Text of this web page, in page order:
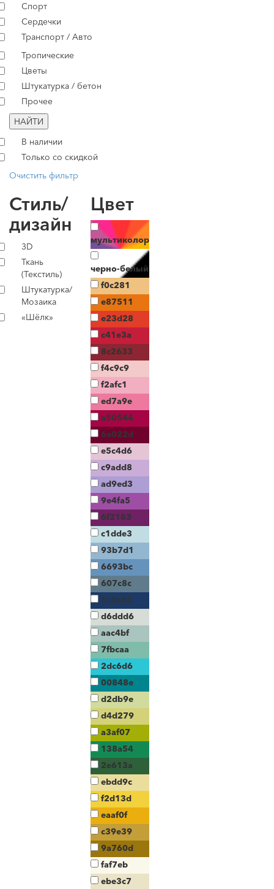
Спорт
Сердечки
Транспорт / Авто
Тропические
Цветы
Штукатурка / бетон
Прочее
НАЙТИ
В наличии
Только со скидкой
Очистить фильтр
Стиль/
дизайн
3D
Ткань
(Текстиль)
Штукатурка/
Мозаика
«Шёлк»
Цвет
мультиколор
черно-белый
f0c281
e87511
e23d28
c41e3a
8c2633
f4c9c9
f2afc1
ed7a9e
a50544
6e022d
e5c4d6
c9add8
ad9ed3
9e4fa5
6f2163
c1dde3
93b7d1
6693bc
607c8c
1c3a65
d6ddd6
aac4bf
7fbcaa
2dc6d6
00848e
d2db9e
d4d279
a3af07
138a54
2e613a
ebdd9c
f2d13d
eaaf0f
c39e39
9a760d
faf7eb
ebe3c7